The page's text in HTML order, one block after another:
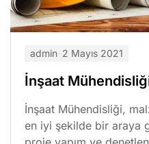
admin 2 Mayıs 2021
İnşaat
İnşaat Mühendisliği,
en iyi şekilde bir araya